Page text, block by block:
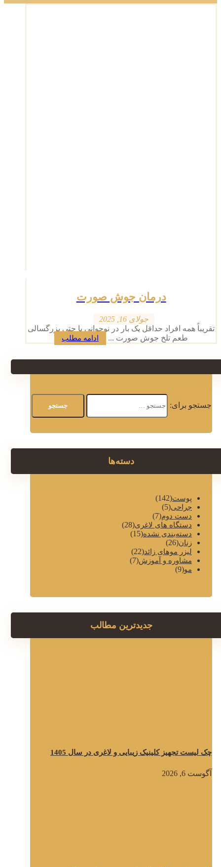
درمان جوش صورت
جولای 16, 2025
تقریباً همه افراد حداقل یک بار در نوجوانی یا حتی بزرگسالی
طعم تلخ جوش صورت ...
ادامه مطلب
جستجو برای:
دسته‌ها
پوست(142)
جراحی(5)
دست دوم(7)
دستگاه های لاغری(28)
دسته‌بندی نشده(15)
زنان(26)
لیزر موهای زائد(22)
مشاوره و آموزش(7)
مو(9)
جدیدترین مطالب
چک لیست تجهیز کلینیک زیبایی و لاغری در سال 1405
آگوست 6, 2026